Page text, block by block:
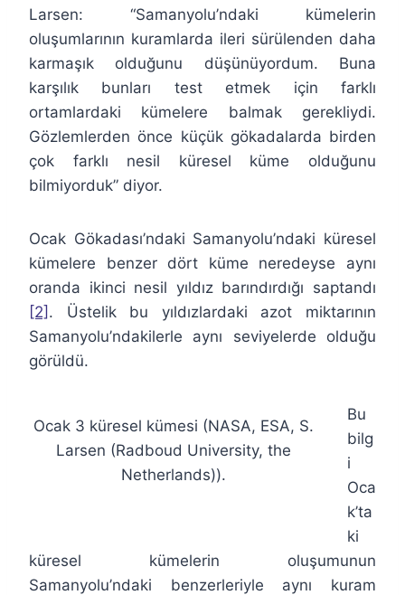
Larsen: “Samanyolu’ndaki kümelerin
oluşumlarının kuramlarda ileri sürülenden daha
karmaşık olduğunu düşünüyordum. Buna
karşılık bunları test etmek için farklı
ortamlardaki kümelere balmak gerekliydi.
Gözlemlerden önce küçük gökadalarda birden
çok farklı nesil küresel küme olduğunu
bilmiyorduk” diyor.
Ocak Gökadası’ndaki Samanyolu’ndaki küresel
kümelere benzer dört küme neredeyse aynı
oranda ikinci nesil yıldız barındırdığı saptandı
[2] . Üstelik bu yıldızlardaki azot miktarının
Samanyolu’ndakilerle aynı seviyelerde olduğu
görüldü.
Ocak 3 küresel kümesi (NASA, ESA, S.
Larsen (Radboud University, the
Netherlands)).
Bu
bilg
i
Oca
k’ta
ki
küresel kümelerin oluşumunun
Samanyolu’ndaki benzerleriyle aynı kuram